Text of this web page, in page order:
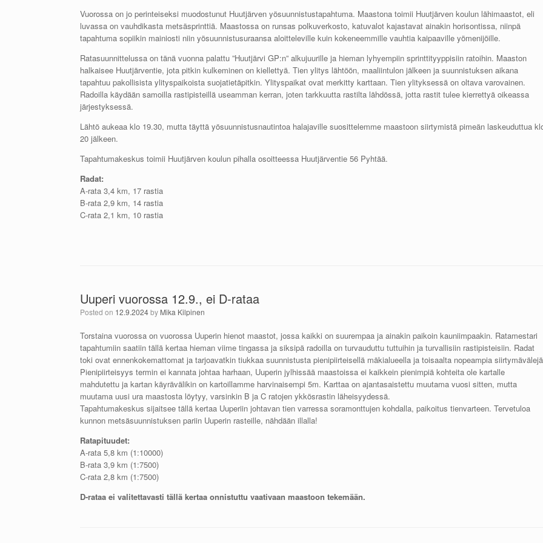
Vuorossa on jo perinteiseksi muodostunut Huutjärven yösuunnistustapahtuma. Maastona toimii Huutjärven koulun lähimaastot, eli
luvassa on vauhdikasta metsäsprinttiä. Maastossa on runsas polkuverkosto, katuvalot kajastavat ainakin horisontissa, niinpä
tapahtuma sopiikin mainiosti niin yösuunnistusuraansa aloitteleville kuin kokeneemmille vauhtia kaipaaville yömenijöille.
Ratasuunnittelussa on tänä vuonna palattu ”Huutjärvi GP:n” alkujuurille ja hieman lyhyempiin sprinttityyppisiin ratoihin. Maaston
halkaisee Huutjärventie, jota pitkin kulkeminen on kiellettyä. Tien ylitys lähtöön, maaliintulon jälkeen ja suunnistuksen aikana
tapahtuu pakollisista ylityspaikoista suojatietäpitkin. Ylityspaikat ovat merkitty karttaan. Tien ylityksessä on oltava varovainen.
Radoilla käydään samoilla rastipisteillä useamman kerran, joten tarkkuutta rastilta lähdössä, jotta rastit tulee kierrettyä oikeassa
järjestyksessä.
Lähtö aukeaa klo 19.30, mutta täyttä yösuunnistusnautintoa halajaville suosittelemme maastoon siirtymistä pimeän laskeuduttua
20 jälkeen.
Tapahtumakeskus toimii Huutjärven koulun pihalla osoitteessa Huutjärventie 56 Pyhtää.
Radat:
A-rata 3,4 km, 17 rastia
B-rata 2,9 km, 14 rastia
C-rata 2,1 km, 10 rastia
Uuperi vuorossa 12.9., ei D-rataa
Posted on 12.9.2024by Mika Kilpinen
Torstaina vuorossa on vuorossa Uuperin hienot maastot, jossa kaikki on suurempaa ja ainakin paikoin kauniimpaakin. Ratamestari
tapahtumiin saatiin tällä kertaa hieman viime tingassa ja siksipä radoilla on turvauduttu tuttuihin ja turvallisiin rastipisteisiin. Radat
toki ovat ennenkokemattomat ja tarjoavatkin tiukkaa suunnistusta pienipiirteisellä mäkialueella ja toisaalta nopeampia
Pienipiirteisyys termin ei kannata johtaa harhaan, Uuperin jylhissää maastoissa ei kaikkein pienimpiä kohteita ole kartalle
mahdutettu ja kartan käyrävälikin on kartoillamme harvinaisempi 5m. Karttaa on ajantasaistettu muutama vuosi sitten, mutta
muutama uusi ura maastosta löytyy, varsinkin B ja C ratojen ykkösrastin läheisyydessä.
Tapahtumakeskus sijaitsee tällä kertaa Uuperiin johtavan tien varressa soramonttujen kohdalla, paikoitus tienvarteen. Tervetuloa
kunnon metsäsuunnistuksen pariin Uuperin rasteille, nähdään illalla!
Ratapituudet:
A-rata 5,8 km (1:10000)
B-rata 3,9 km (1:7500)
C-rata 2,8 km (1:7500)
D-rataa ei valitettavasti tällä kertaa onnistuttu vaativaan maastoon tekemään.